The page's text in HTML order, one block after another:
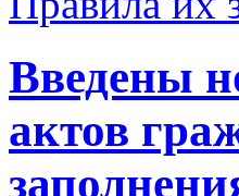
Введены
актов